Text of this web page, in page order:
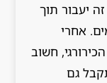
יעבור תוך
אחרי
חשוב
גם